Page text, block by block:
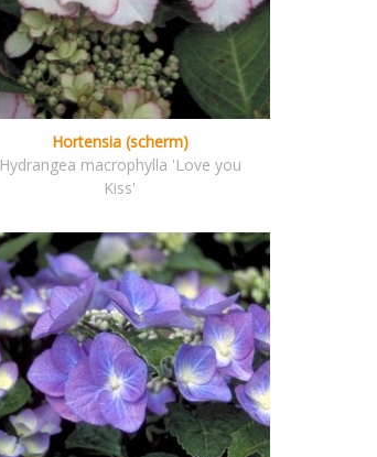
Hortensia (scherm)
Hydrangea macrophylla 'Love you
Kiss'